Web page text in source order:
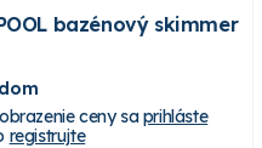
bazénový skimmer
ceny saprihláste
registrujte